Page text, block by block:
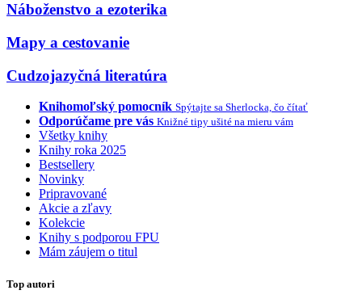
Náboženstvo a ezoterika
Mapy a cestovanie
Cudzojazyčná literatúra
Knihomoľský pomocník Spýtajte sa Sherlocka, čo čítať
Odporúčame pre vás Knižné tipy ušité na mieru vám
Všetky knihy
Knihy roka 2025
Bestsellery
Novinky
Pripravované
Akcie a zľavy
Kolekcie
Knihy s podporou FPU
Mám záujem o titul
Top autori